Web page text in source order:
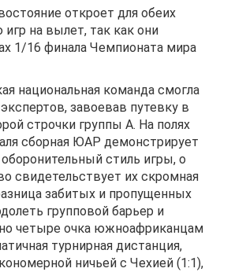
откроет для обеих
на вылет, так как они
1/16 финала Чемпионата мира
национальная команда смогла
завоевав путевку в
строчки группы A. На полях
сборная ЮАР демонстрирует
стиль игры, о
свидетельствует их скромная
забитых и пропущенных
групповой барьер и
четыре очка южноафриканцам
турнирная дистанция,
ничьей с Чехией (1:1),